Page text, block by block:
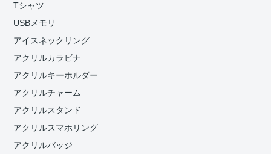
Tシャツ
USBメモリ
アイスネックリング
アクリルカラビナ
アクリルキーホルダー
アクリルチャーム
アクリルスタンド
アクリルスマホリング
アクリルバッジ